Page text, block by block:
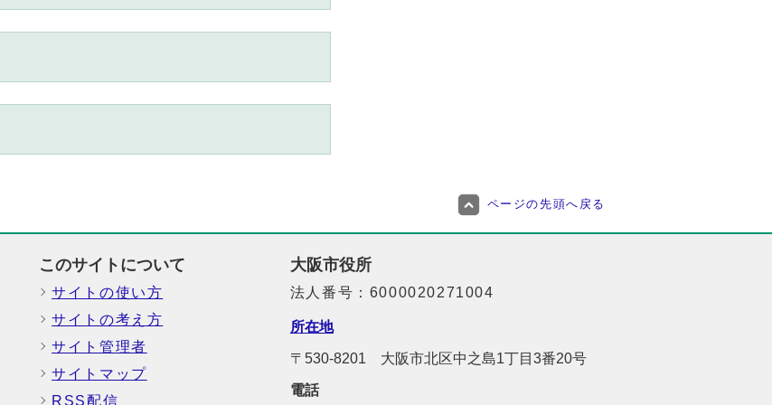
ページの先頭へ戻る
このサイトについて
サイトの使い方
サイトの考え方
サイト管理者
サイトマップ
RSS配信
大阪市役所
法人番号：6000020271004
所在地
〒530-8201 大阪市北区中之島1丁目3番20号
電話